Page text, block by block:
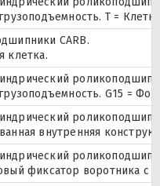
T =
CARB.
клетка.
G15 =
внутренняя
фиксатор воротника с